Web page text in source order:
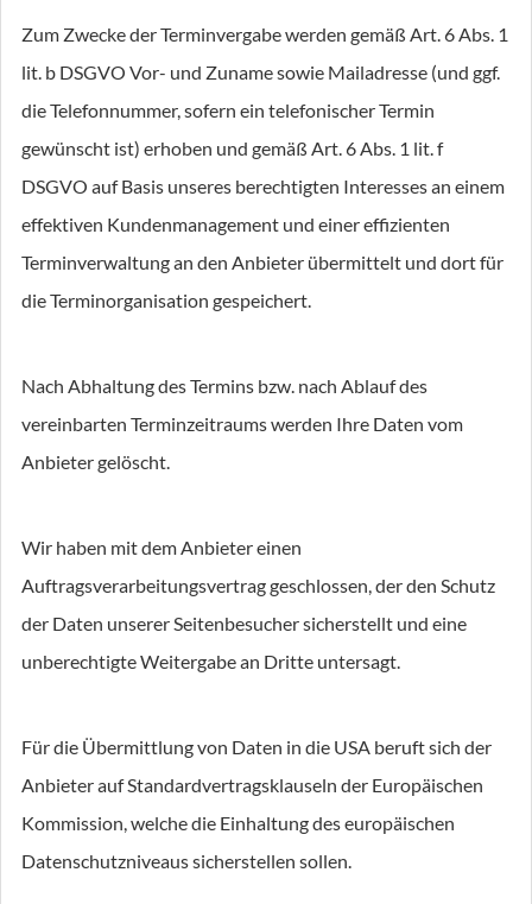
Zum Zwecke der Terminvergabe werden gemäß Art. 6 Abs. 1
lit. b DSGVO Vor- und Zuname sowie Mailadresse (und ggf.
die Telefonnummer, sofern ein telefonischer Termin
gewünscht ist) erhoben und gemäß Art. 6 Abs. 1 lit. f
DSGVO auf Basis unseres berechtigten Interesses an einem
effektiven Kundenmanagement und einer effizienten
Terminverwaltung an den Anbieter übermittelt und dort für
die Terminorganisation gespeichert.
Nach Abhaltung des Termins bzw. nach Ablauf des
vereinbarten Terminzeitraums werden Ihre Daten vom
Anbieter gelöscht.
Wir haben mit dem Anbieter einen
Auftragsverarbeitungsvertrag geschlossen, der den Schutz
der Daten unserer Seitenbesucher sicherstellt und eine
unberechtigte Weitergabe an Dritte untersagt.
Für die Übermittlung von Daten in die USA beruft sich der
Anbieter auf Standardvertragsklauseln der Europäischen
Kommission, welche die Einhaltung des europäischen
Datenschutzniveaus sicherstellen sollen.